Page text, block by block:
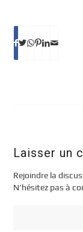
Laisser un
Rejoindre la
N’hésitez pas à